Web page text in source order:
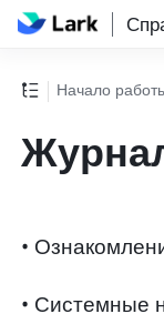
Начало
•
• Системные